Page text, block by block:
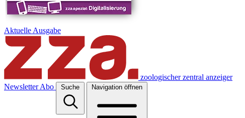
Aktuelle Ausgabe
zoologischer zentral anzeiger
Newsletter Abo Suche Navigation öffnen